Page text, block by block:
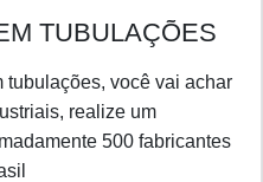
TUBULAÇÕES
tubulações, você vai achar
realize um
500 fabricantes